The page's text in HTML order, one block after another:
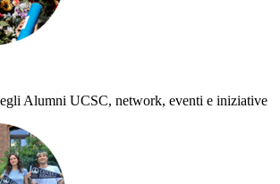
Alumni UCSC, network, eventi e iniziative